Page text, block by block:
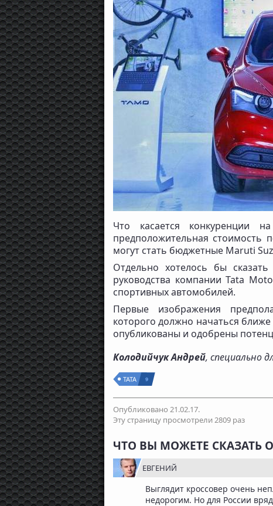
Что касается
предположительная стоимость
могут стать бюджетные Maruti
Отдельно хотелось бы
руководства компании Tata
спортивных автомобилей.
Первые изображения
которого должно начаться
опубликованы и одобрены
Колодийчук Андрей, специально
TATA 9
Опубликовано 21.02.17.
Эту страницу просмотрели 2809 раз
ЧТО ВЫ МОЖЕТЕ СКАЗАТЬ О
ЕВГЕНИЙ
Выглядит кроссовер очень
недорогим. Но для России